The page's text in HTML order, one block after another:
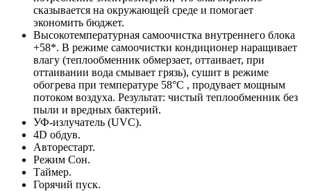
сказывается на окружающей среде и помогает
экономить бюджет.
Высокотемпературная самоочистка внутреннего блока
+58*. В режиме самоочистки кондиционер наращивает
влагу (теплообменник обмерзает, оттаивает, при
оттаивании вода смывает грязь), сушит в режиме
обогрева при температуре 58°С , продувает мощным
потоком воздуха. Результат: чистый теплообменник без
пыли и вредных бактерий.
УФ-излучатель (UVC).
4D обдув.
Авторестарт.
Режим Сон.
Таймер.
Горячий пуск.